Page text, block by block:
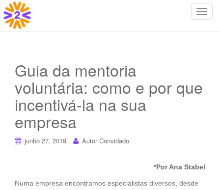
T
a
o
Guia da mentoria
voluntária: como e por que
incentivá-la na sua
empresa
junho 27, 2019 Autor Convidado
*Por Ana Stabel
Numa empresa encontramos especialistas diversos, desde